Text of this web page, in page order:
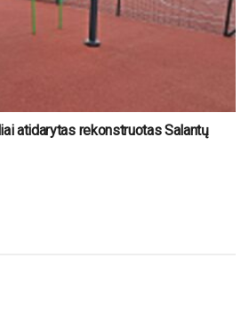
atidarytas rekonstruotas Salantų